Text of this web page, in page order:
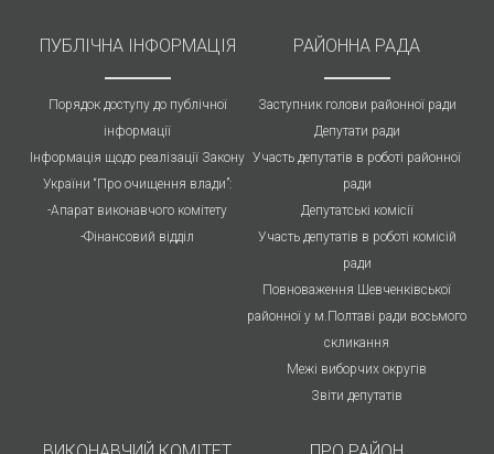
ПУБЛIЧНА IНФОРМАЦІЯ
Порядок доступу до публічної
інформації
Інформація щодо реалізації Закону
України “Про очищення влади”:
-Апарат виконавчого комітету
-Фінансовий відділ
РАЙОННА РАДА
Заступник голови районної ради
Депутати ради
Участь депутатів в роботі районної
ради
Депутатські комісії
Участь депутатів в роботі комісій
ради
Повноваження Шевченківської
районної у м.Полтаві ради восьмого
скликання
Межі виборчих округів
Звіти депутатів